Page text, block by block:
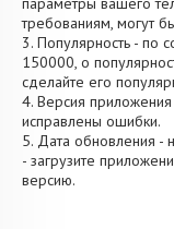
требованиям, могут
3. Популярность - по
150000, о
сделайте его
4. Версия
исправлены ошибки.
5. Дата обновления -
- загрузите
версию.